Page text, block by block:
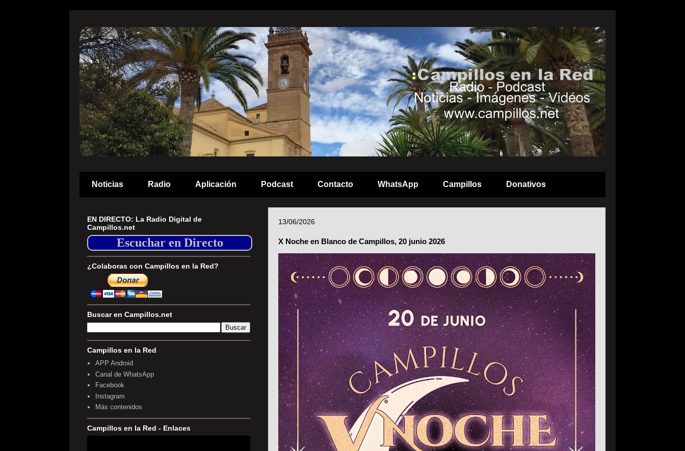
Noticias Radio Aplicación Podcast Contacto WhatsApp Campillos Donativos
13/06/2026
X Noche en Blanco de Campillos, 20 junio 2026
EN DIRECTO: La Radio Digital de
Campillos.net
Escuchar en Directo
¿Colaboras con Campillos en la Red?
Buscar en Campillos.net
Campillos en la Red
APP Android
Canal de WhatsApp
Facebook
Instagram
Más contenidos
Campillos en la Red - Enlaces